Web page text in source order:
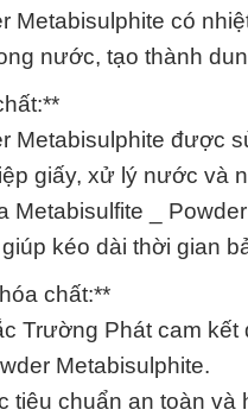
Metabisulphite có
nước, tạo thành
Metabisulphite được
giấy, xử lý nước và
Metabisulfite _
kéo dài thời gian
chất:**
Trường Phát cam
Metabisulphite.
tiêu chuẩn an toàn